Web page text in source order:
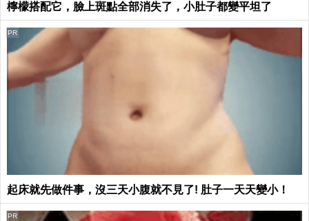
檸檬搭配它，臉上斑點全部消失了，小肚子都變平坦了
起床就先做件事，沒三天小腹就不見了! 肚子一天天變小！
PR
PR